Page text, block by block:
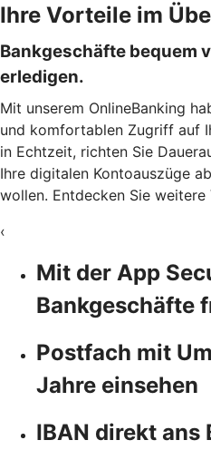
Ihre Vorteile im
Bankgeschäfte bequem
erledigen.
Mit unserem OnlineBanking
und komfortablen Zugriff auf
in Echtzeit, richten Sie
Ihre digitalen Kontoauszüge
wollen. Entdecken Sie weitere
‹
Mit der App
Bankgeschäfte
Postfach mit
Jahre einsehen
IBAN direkt